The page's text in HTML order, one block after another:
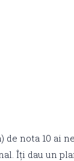
de nota 10 ai
Îți dau un